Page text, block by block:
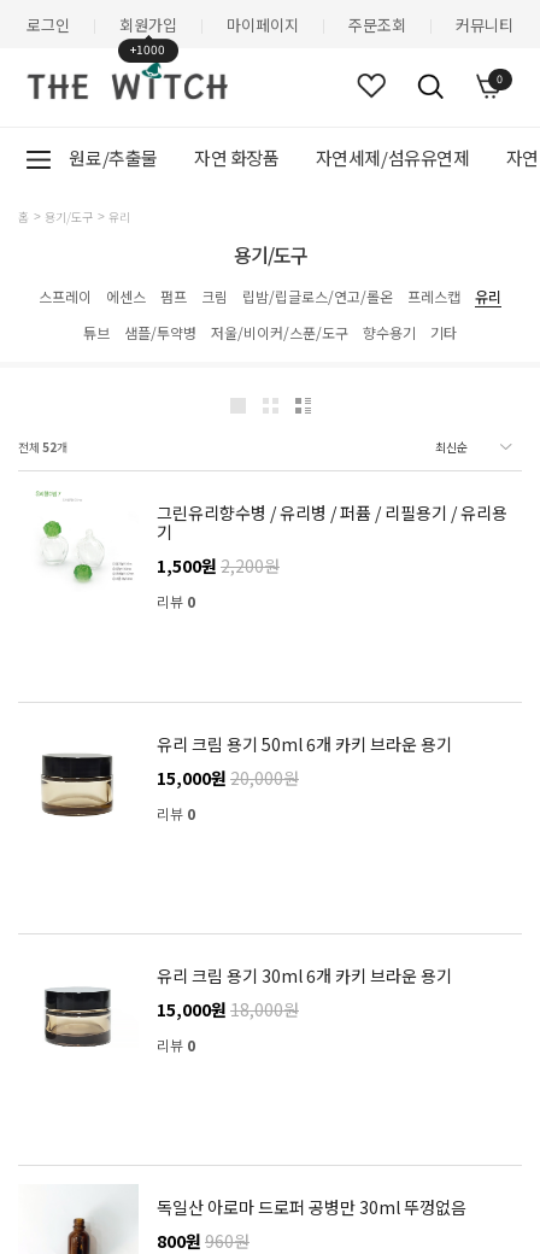
로그인 회원가입
+1000
마이페이지 주문조회 커뮤니티
0
원료/추출물 자연 화장품 자연세제/섬유유연제 자
홈 용기/도구 유리
용기/도구
스프레이 에센스 펌프 크림 립밤/립글로스/연고/롤온 프레스캡
유리
튜브
샘플/투약병 저울/비이커/스푼/도구 향수용기 기타
전체 52개
그린유리향수병 / 유리병 / 퍼퓸 / 리필용기 / 유리용
기
1,500원 2,200원
리뷰 0
유리 크림 용기 50ml 6개 카키 브라운 용기
15,000원 20,000원
리뷰 0
유리 크림 용기 30ml 6개 카키 브라운 용기
15,000원 18,000원
리뷰 0
독일산 아로마 드로퍼 공병만 30ml 뚜껑없음
800원 960원